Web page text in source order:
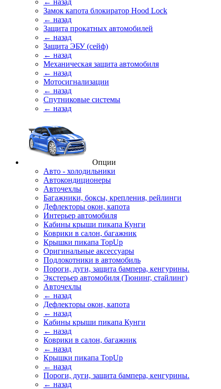
← назад
Замок капота блокиратор Hood Lock
← назад
Защита прокатных автомобилей
← назад
Защита ЭБУ (сейф)
← назад
Механическая защита автомобиля
← назад
Мотосигнализации
← назад
Спутниковые системы
← назад
Опции
Авто - холодильники
Автокондиционеры
Авточехлы
Багажники, боксы, крепления, рейлинги
Дефлекторы окон, капота
Интерьер автомобиля
Кабины крыши пикапа Кунги
Коврики в салон, багажник
Крышки пикапа TopUp
Оригинальные аксессуары
Подлокотники в автомобиль
Пороги, дуги, защита бампера, кенгурины.
Экстерьер автомобиля (Тюнинг, стайлинг)
Авточехлы
← назад
Дефлекторы окон, капота
← назад
Кабины крыши пикапа Кунги
← назад
Коврики в салон, багажник
← назад
Крышки пикапа TopUp
← назад
Пороги, дуги, защита бампера, кенгурины.
← назад